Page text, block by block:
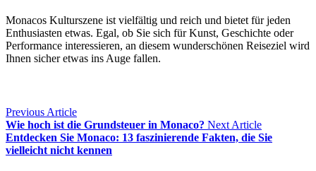
Monacos Kulturszene ist vielfältig und reich und bietet für jeden
Enthusiasten etwas. Egal, ob Sie sich für Kunst, Geschichte oder
Performance interessieren, an diesem wunderschönen Reiseziel wird
Ihnen sicher etwas ins Auge fallen.
Previous Article
Wie hoch ist die Grundsteuer in Monaco? Next Article
Entdecken Sie Monaco: 13 faszinierende Fakten, die Sie
vielleicht nicht kennen